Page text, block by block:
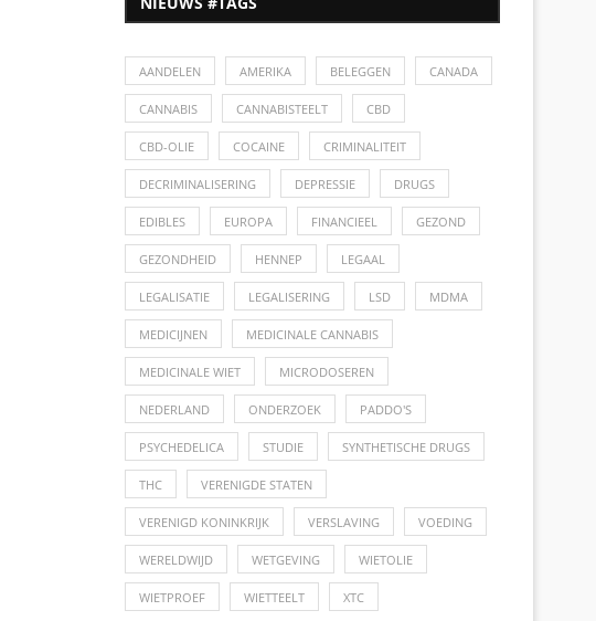
AANDELEN AMERIKA BELEGGEN CANADA
CANNABIS CANNABISTEELT CBD
CBD-OLIE COCAINE CRIMINALITEIT
DECRIMINALISERING DEPRESSIE DRUGS
EDIBLES EUROPA FINANCIEEL GEZOND
GEZONDHEID HENNEP LEGAAL
LEGALISATIE LEGALISERING LSD MDMA
MEDICIJNEN MEDICINALE CANNABIS
MEDICINALE WIET MICRODOSEREN
NEDERLAND ONDERZOEK PADDO'S
PSYCHEDELICA STUDIE SYNTHETISCHE DRUGS
THC VERENIGDE STATEN
VERENIGD KONINKRIJK VERSLAVING VOEDING
WERELDWIJD WETGEVING WIETOLIE
WIETPROEF WIETTEELT XTC